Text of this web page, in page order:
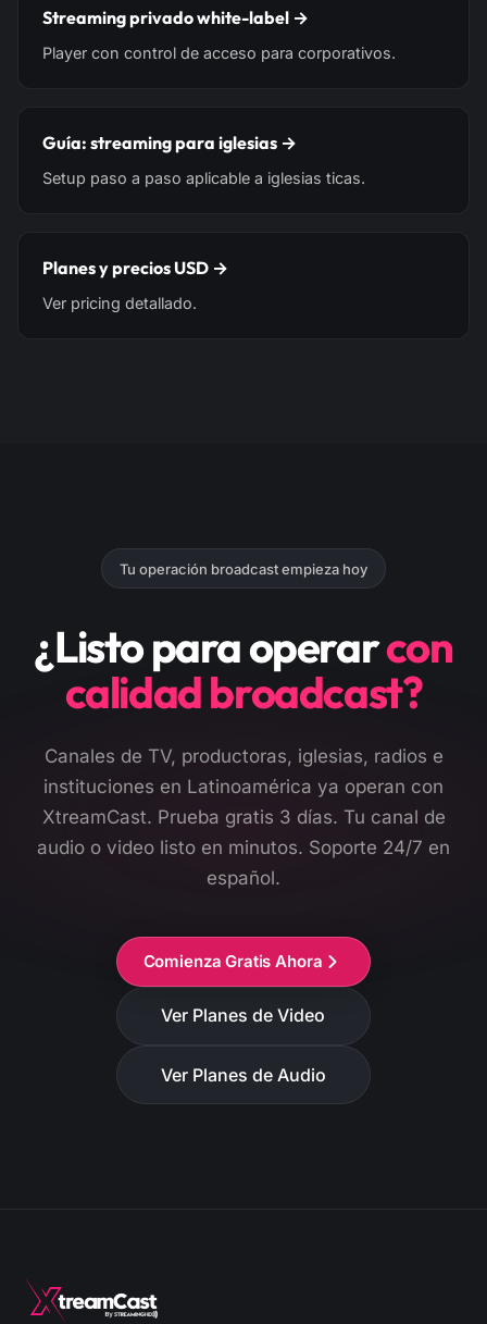
Streaming privado white-label →
Player con control de acceso para corporativos.
Guía: streaming para iglesias →
Setup paso a paso aplicable a iglesias ticas.
Planes y precios USD →
Ver pricing detallado.
Tu operación broadcast empieza hoy
¿Listo para operarcon
calidad broadcast?
Canales de TV, productoras, iglesias, radios e
instituciones en Latinoamérica ya operan con
XtreamCast. Prueba gratis 3 días. Tu canal de
audio o video listo en minutos. Soporte 24/7 en
español.
Comienza Gratis Ahora
Ver Planes de Video
Ver Planes de Audio